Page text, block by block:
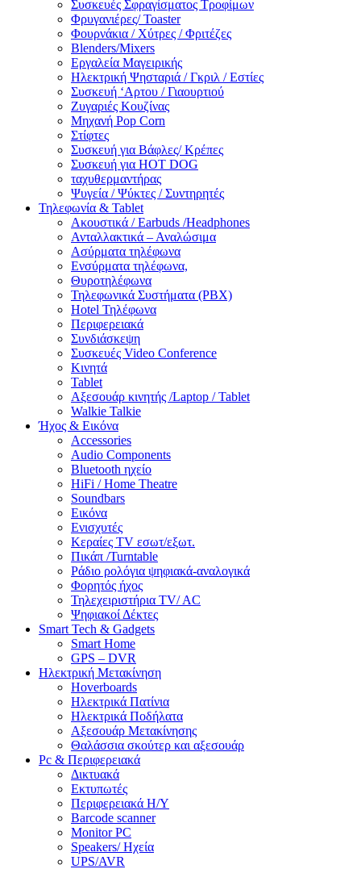
Συσκευές Σφραγίσματος Τροφίμων
Φρυγανιέρες/ Toaster
Φουρνάκια / Χύτρες / Φριτέζες
Blenders/Mixers
Εργαλεία Μαγειρικής
Ηλεκτρική Ψησταριά / Γκριλ / Eστίες
Συσκευή ‘Αρτου / Γιαουρτιού
Ζυγαριές Κουζίνας
Μηχανή Pop Corn
Στίφτες
Συσκευή για Βάφλες/ Κρέπες
Συσκευή για HOT DOG
ταχυθερμαντήρας
Ψυγεία / Ψύκτες / Συντηρητές
Τηλεφωνία & Tablet
Ακουστικά / Earbuds /Headphones
Ανταλλακτικά – Αναλώσιμα
Ασύρματα τηλέφωνα
Ενσύρματα τηλέφωνα,
Θυροτηλέφωνα
Τηλεφωνικά Συστήματα (PBX)
Hotel Τηλέφωνα
Περιφερειακά
Συνδιάσκεψη
Συσκευές Video Conference
Κινητά
Tablet
Αξεσουάρ κινητής /Laptop / Tablet
Walkie Talkie
Ήχος & Εικόνα
Accessories
Audio Components
Bluetooth ηχείο
HiFi / Home Theatre
Soundbars
Εικόνα
Ενισχυτές
Κεραίες TV εσωτ/εξωτ.
Πικάπ /Turntable
Ράδιο ρολόγια ψηφιακά-αναλογικά
Φορητός ήχος
Τηλεχειριστήρια TV/ AC
Ψηφιακοί Δέκτες
Smart Tech & Gadgets
Smart Home
GPS – DVR
Ηλεκτρική Μετακίνηση
Hoverboards
Ηλεκτρικά Πατίνια
Ηλεκτρικά Ποδήλατα
Αξεσουάρ Μετακίνησης
Θαλάσσια σκούτερ και αξεσουάρ
Pc & Περιφερειακά
Δικτυακά
Εκτυπωτές
Περιφερειακά Η/Υ
Barcode scanner
Monitor PC
Speakers/ Ηχεία
UPS/AVR